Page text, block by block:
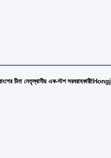
চীনা নেতৃস্থানীয় এক-স্টপ